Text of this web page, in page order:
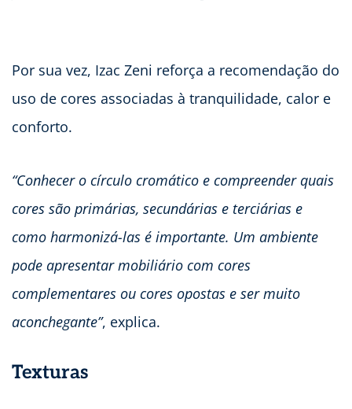
Por sua vez, Izac Zeni reforça a recomendação do
uso de cores associadas à tranquilidade, calor e
conforto.
“Conhecer o círculo cromático e compreender quais
cores são primárias, secundárias e terciárias e
como harmonizá-las é importante. Um ambiente
pode apresentar mobiliário com cores
complementares ou cores opostas e ser muito
aconchegante”, explica.
Texturas